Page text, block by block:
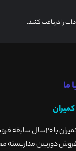
را دریافت کنید.
ما
فروشگاه کمیران
دوربین مداربسته